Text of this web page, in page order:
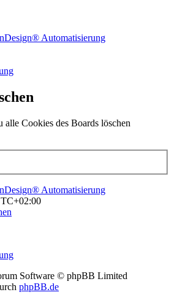
Automatisierung
alle Cookies des Boards löschen
Automatisierung
Software © phpBB Limited
phpBB.de